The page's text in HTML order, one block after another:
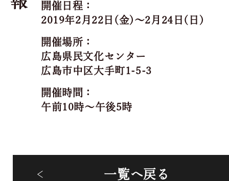
開催日程：
2019年2月22日(金)～2月24日(日)
開催場所：
広島県民文化センター
広島市中区大手町1-5-3
開催時間：
午前10時～午後5時
一覧へ戻る